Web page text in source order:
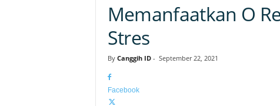
Memanfaatkan O
Stres
By Canggih ID- September 22, 2021
Facebook